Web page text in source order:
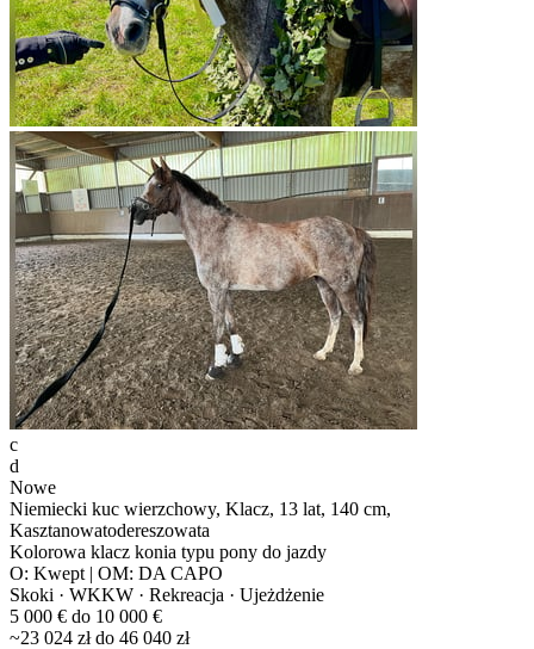
c
d
Nowe
Niemiecki kuc wierzchowy, Klacz, 13 lat, 140 cm,
Kasztanowatodereszowata
Kolorowa klacz konia typu pony do jazdy
O: Kwept | OM: DA CAPO
Skoki · WKKW · Rekreacja · Ujeżdżenie
5 000 € do 10 000 €
~23 024 zł do 46 040 zł